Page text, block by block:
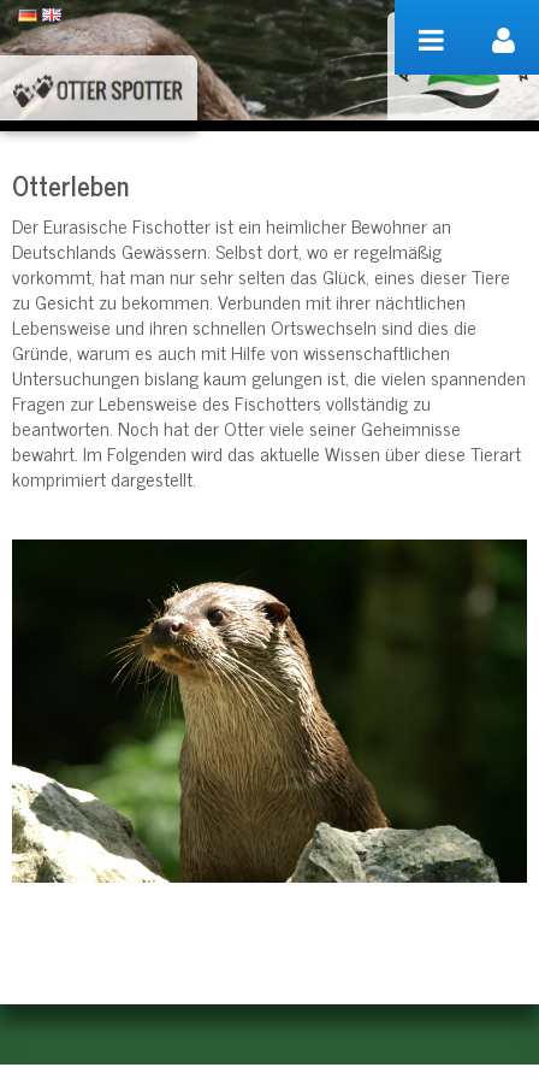
Zum Inhalt wechseln
Otterleben
Der Eurasische Fischotter ist ein heimlicher Bewohner an
Deutschlands Gewässern. Selbst dort, wo er regelmäßig
vorkommt, hat man nur sehr selten das Glück, eines dieser Tiere
zu Gesicht zu bekommen. Verbunden mit ihrer nächtlichen
Lebensweise und ihren schnellen Ortswechseln sind dies die
Gründe, warum es auch mit Hilfe von wissenschaftlichen
Untersuchungen bislang kaum gelungen ist, die vielen spannenden
Fragen zur Lebensweise des Fischotters vollständig zu
beantworten. Noch hat der Otter viele seiner Geheimnisse
bewahrt. Im Folgenden wird das aktuelle Wissen über diese Tierart
komprimiert dargestellt.